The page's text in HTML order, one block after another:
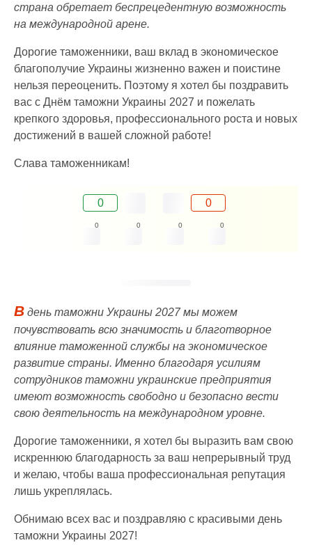
страна обретает беспрецедентную возможность
на международной арене.
Дорогие таможенники, ваш вклад в экономическое
благополучие Украины жизненно важен и поистине
нельзя переоценить. Поэтому я хотел бы поздравить
вас с Днём таможни Украины 2027 и пожелать
крепкого здоровья, профессионального роста и новых
достижений в вашей сложной работе!
Слава таможенникам!
0 0
0 0 0 0
В день таможни Украины 2027 мы можем
почувствовать всю значимость и благотворное
влияние таможенной службы на экономическое
развитие страны. Именно благодаря усилиям
сотрудников таможни украинские предприятия
имеют возможность свободно и безопасно вести
свою деятельность на международном уровне.
Дорогие таможенники, я хотел бы выразить вам свою
искреннюю благодарность за ваш непрерывный труд
и желаю, чтобы ваша профессиональная репутация
лишь укреплялась.
Обнимаю всех вас и поздравляю с красивыми день
таможни Украины 2027!